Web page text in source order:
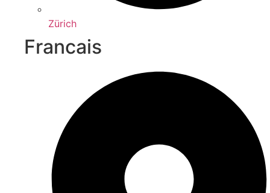
Zürich
Francais